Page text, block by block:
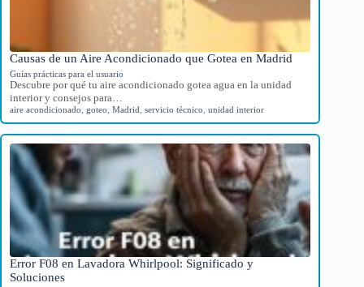
Causas de un Aire Acondicionado que Gotea en Madrid
Guías prácticas para el usuario
Descubre por qué tu aire acondicionado gotea agua en la unidad
interior y consejos para…
aire acondicionado goteo Madrid servicio técnico unidad interior
Error F08 en Lavadora Whirlpool: Significado y
Soluciones